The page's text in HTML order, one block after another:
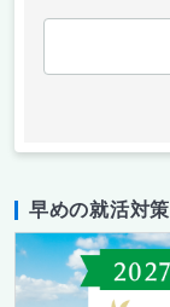
早めの就活対策